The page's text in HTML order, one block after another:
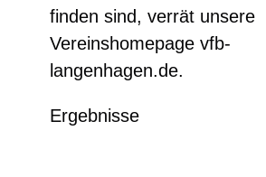
finden sind, verrät unsere
Vereinshomepage vfb-
langenhagen.de.
Ergebnisse